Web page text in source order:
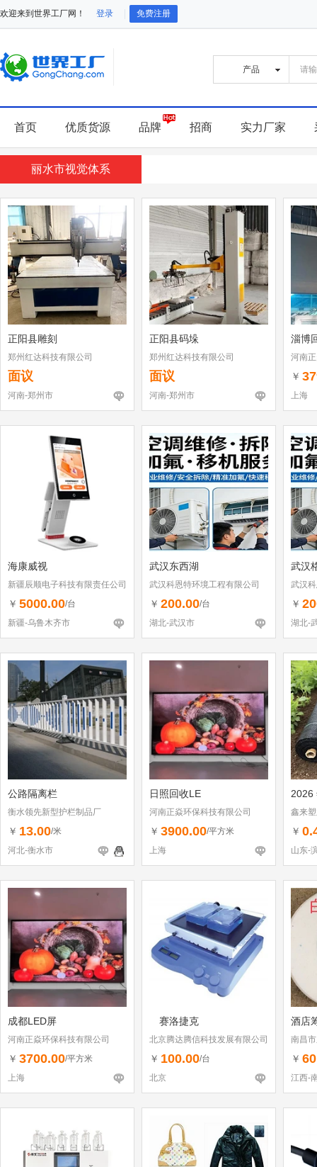
欢迎来到世界工厂网！ 登录 免费注册
首页 优质货源 品牌 招商 实力厂家
丽水市视觉体系
正阳县雕刻
郑州红达科技有限公司
面议
河南-郑州市
正阳县码垛
郑州红达科技有限公司
面议
河南-郑州市
淄博
河南
￥
上海
海康威视
新疆辰顺电子科技有限责任公司
￥ 5000.00/台
新疆-乌鲁木齐市
武汉东西湖
武汉科恩特环境工程有限公司
￥ 200.00/台
湖北-武汉市
武汉
武汉
￥
湖北-
公路隔离栏
衡水领先新型护栏制品厂
￥ 13.00/米
河北-衡水市
日照回收LE
河南正焱环保科技有限公司
￥ 3900.00/平方米
上海
2026
鑫来
￥
山东-
成都LED屏
河南正焱环保科技有限公司
￥ 3700.00/平方米
上海
赛洛捷克
北京腾达腾信科技发展有限公司
￥ 100.00/台
北京
酒店
南昌
￥
江西-